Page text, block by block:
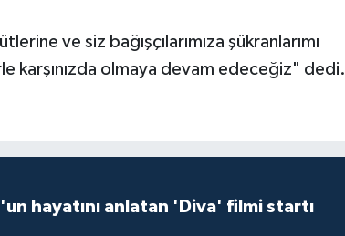
ve siz bağışçılarımıza şükranlarımı
karşınızda olmaya devam edeceğiz" dedi.
hayatını anlatan 'Diva' filmi startı